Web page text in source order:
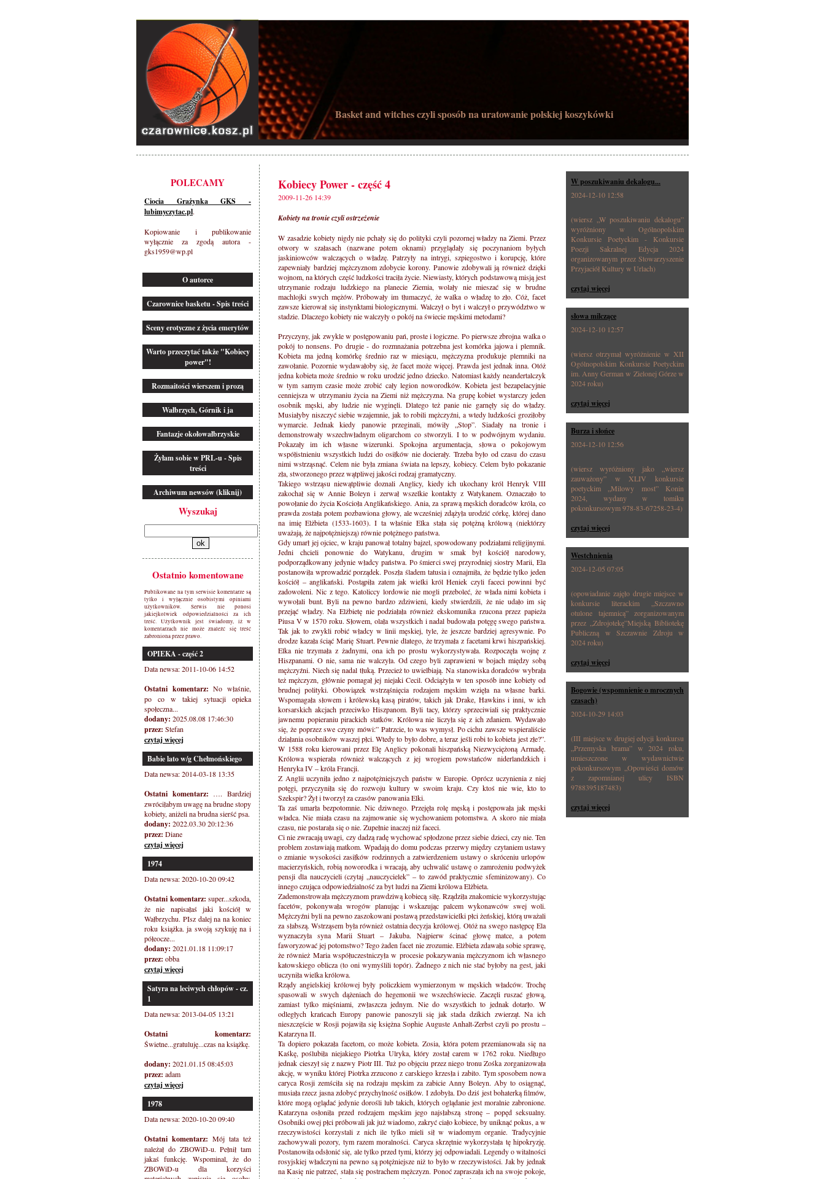
Basket and witches czyli sposób na uratowanie polskiej koszykówki
POLECAMY
Ciocia Grażynka GKS -
lubimyczytac.pl.
Kopiowanie i publikowanie
wyłącznie za zgodą autora -
gks1959@wp.pl
O autorce
Czarownice basketu - Spis treści
Sceny erotyczne z życia emerytów
Warto przeczytać także "Kobiecy
power"!
Rozmaitości wierszem i prozą
Wałbrzych, Górnik i ja
Fantazje okołowałbrzyskie
Żyłam sobie w PRL-u - Spis
treści
Archiwum newsów (kliknij)
Wyszukaj
Ostatnio komentowane
Publikowane na tym serwisie komentarze są
tylko i wyłącznie osobistymi opiniami
użytkowników. Serwis nie ponosi
jakiejkolwiek odpowiedzialności za ich
treść. Użytkownik jest świadomy, iż w
komentarzach nie może znaleźć się treść
zabroniona przez prawo.
OPIEKA - część 2
Data newsa: 2011-10-06 14:52
Ostatni komentarz: No właśnie,
po co w takiej sytuacji opieka
społeczna...
dodany: 2025.08.08 17:46:30
przez: Stefan
czytaj więcej
Babie lato w/g Chełmońskiego
Data newsa: 2014-03-18 13:35
Ostatni komentarz: …. Bardziej
zwróciłabym uwagę na brudne stopy
kobiety, aniżeli na brudna sierść psa.
dodany: 2022.03.30 20:12:36
przez: Diane
czytaj więcej
1974
Data newsa: 2020-10-20 09:42
Ostatni komentarz: super...szkoda,
że nie napisałaś jaki kościół w
Wałbrzychu. PIsz dalej na na koniec
roku książka. ja swoją szykuję na i
półeocze...
dodany: 2021.01.18 11:09:17
przez: obba
czytaj więcej
Satyra na leciwych chłopów - cz.
1
Data newsa: 2013-04-05 13:21
Ostatni komentarz:
Świetne...gratuluję...czas na książkę.
dodany: 2021.01.15 08:45:03
przez: adam
czytaj więcej
1978
Data newsa: 2020-10-20 09:40
Ostatni komentarz: Mój tata też
należał do ZBOWiD-u. Pełnił tam
jakaś funkcję. Wspominal, że do
ZBOWiD-u dla korzyści
Kobiecy Power - część 4
2009-11-26 14:39
Kobiety na tronie czyli ostrzeżenie
W zasadzie kobiety nigdy nie pchały się do polityki czyli pozornej władzy na Ziemi. Przez
otwory w szałasach (nazwane potem oknami) przyglądały się poczynaniom byłych
jaskiniowców walczących o władzę. Patrzyły na intrygi, szpiegostwo i korupcję, które
zapewniały bardziej mężczyznom zdobycie korony. Panowie zdobywali ją również dzięki
wojnom, na których część ludzkości traciła życie. Niewiasty, których podstawową misją jest
utrzymanie rodzaju ludzkiego na planecie Ziemia, wolały nie mieszać się w brudne
machlojki swych mężów. Próbowały im tłumaczyć, że walka o władzę to zło. Cóż, facet
zawsze kierował się instynktami biologicznymi. Walczył o byt i walczył o przywództwo w
stadzie. Dlaczego kobiety nie walczyły o pokój na świecie męskimi metodami?
Przyczyny, jak zwykle w postępowaniu pań, proste i logiczne. Po pierwsze zbrojna walka o
pokój to nonsens. Po drugie - do rozmnażania potrzebna jest komórka jajowa i plemnik.
Kobieta ma jedną komórkę średnio raz w miesiącu, mężczyzna produkuje plemniki na
zawołanie. Pozornie wydawałoby się, że facet może więcej. Prawda jest jednak inna. Otóż
jedna kobieta może średnio w roku urodzić jedno dziecko. Natomiast każdy neandertalczyk
w tym samym czasie może zrobić cały legion noworodków. Kobieta jest bezapelacyjnie
cenniejsza w utrzymaniu życia na Ziemi niż mężczyzna. Na grupę kobiet wystarczy jeden
osobnik męski, aby ludzie nie wyginęli. Dlatego też panie nie garnęły się do władzy.
Musiałyby niszczyć siebie wzajemnie, jak to robili mężczyźni, a wtedy ludzkości groziłoby
wymarcie. Jednak kiedy panowie przeginali, mówiły „Stop”. Siadały na tronie i
demonstrowały wszechwładnym oligarchom co stworzyli. I to w podwójnym wydaniu.
Pokazały im ich własne wizerunki. Spokojna argumentacja, słowa o pokojowym
współistnieniu wszystkich ludzi do osiłków nie docierały. Trzeba było od czasu do czasu
nimi wstrząsnąć. Celem nie była zmiana świata na lepszy, kobiecy. Celem było pokazanie
zła, stworzonego przez wątpliwej jakości rodzaj gramatyczny.
Takiego wstrząsu niewątpliwie doznali Anglicy, kiedy ich ukochany król Henryk VIII
zakochał się w Annie Boleyn i zerwał wszelkie kontakty z Watykanem. Oznaczało to
powołanie do życia Kościoła Anglikańskiego. Ania, za sprawą męskich doradców króla, co
prawda została potem pozbawiona głowy, ale wcześniej zdążyła urodzić córkę, której dano
na imię Elżbieta (1533-1603). I ta właśnie Elka stała się potężną królową (niektórzy
uważają, że najpotężniejszą) równie potężnego państwa.
Gdy umarł jej ojciec, w kraju panował totalny bajzel, spowodowany podziałami religijnymi.
Jedni chcieli ponownie do Watykanu, drugim w smak był kościół narodowy,
podporządkowany jedynie władcy państwa. Po śmierci swej przyrodniej siostry Marii, Ela
postanowiła wprowadzić porządek. Poszła śladem tatusia i oznajmiła, że będzie tylko jeden
kościół – anglikański. Postąpiła zatem jak wielki król Heniek czyli faceci powinni być
zadowoleni. Nic z tego. Katoliccy lordowie nie mogli przeboleć, że włada nimi kobieta i
wywołali bunt. Byli na pewno bardzo zdziwieni, kiedy stwierdzili, że nie udało im się
przejąć władzy. Na Elżbietę nie podziałała również ekskomunika rzucona przez papieża
Piusa V w 1570 roku. Słowem, olała wszystkich i nadal budowała potęgę swego państwa.
Tak jak to zwykli robić władcy w linii męskiej, tyle, że jeszcze bardziej agresywnie. Po
drodze kazała ściąć Marię Stuart. Pewnie dlatego, że trzymała z facetami krwi hiszpańskiej.
Elka nie trzymała z żadnymi, ona ich po prostu wykorzystywała. Rozpoczęła wojnę z
Hiszpanami. O nie, sama nie walczyła. Od czego byli zaprawieni w bojach między sobą
mężczyźni. Niech się nadal tłuką. Przecież to uwielbiają. Na stanowiska doradców wybrała
też mężczyzn, głównie pomagał jej niejaki Cecil. Odciążyła w ten sposób inne kobiety od
brudnej polityki. Obowiązek wstrząśnięcia rodzajem męskim wzięła na własne barki.
Wspomagała słowem i królewską kasą piratów, takich jak Drake, Hawkins i inni, w ich
korsarskich akcjach przeciwko Hiszpanom. Byli tacy, którzy sprzeciwiali się praktycznie
jawnemu popieraniu pirackich statków. Królowa nie liczyła się z ich zdaniem. Wydawało
się, że poprzez swe czyny mówi:” Patrzcie, to was wymysł. Po cichu zawsze wspieraliście
działania osobników waszej płci. Wtedy to było dobre, a teraz jeśli robi to kobieta jest złe?”.
W 1588 roku kierowani przez Elę Anglicy pokonali hiszpańską Niezwyciężoną Armadę.
Królowa wspierała również walczących z jej wrogiem powstańców niderlandzkich i
Henryka IV – króla Francji.
Z Anglii uczyniła jedno z najpotężniejszych państw w Europie. Oprócz uczynienia z niej
potęgi, przyczyniła się do rozwoju kultury w swoim kraju. Czy ktoś nie wie, kto to
Szekspir? Żył i tworzył za czasów panowania Elki.
Ta zaś umarła bezpotomnie. Nic dziwnego. Przejęła rolę męską i postępowała jak męski
władca. Nie miała czasu na zajmowanie się wychowaniem potomstwa. A skoro nie miała
czasu, nie postarała się o nie. Zupełnie inaczej niż faceci.
Ci nie zwracają uwagi, czy dadzą radę wychować spłodzone przez siebie dzieci, czy nie. Ten
problem zostawiają matkom. Wpadają do domu podczas przerwy między czytaniem ustawy
o zmianie wysokości zasiłków rodzinnych a zatwierdzeniem ustawy o skróceniu urlopów
macierzyńskich, robią noworodka i wracają, aby uchwalić ustawę o zamrożeniu podwyżek
pensji dla nauczycieli (czytaj „nauczycielek” – to zawód praktycznie sfeminizowany). Co
innego czująca odpowiedzialność za byt ludzi na Ziemi królowa Elżbieta.
Zademonstrowała mężczyznom prawdziwą kobiecą siłę. Rządziła znakomicie wykorzystując
facetów, pokonywała wrogów planując i wskazując palcem wykonawców swej woli.
Mężczyźni byli na pewno zaszokowani postawą przedstawicielki płci żeńskiej, którą uważali
za słabszą. Wstrząsem była również ostatnia decyzja królowej. Otóż na swego następcę Ela
wyznaczyła syna Marii Stuart – Jakuba. Najpierw ścinać głowę matce, a potem
faworyzować jej potomstwo? Tego żaden facet nie zrozumie. Elżbieta zdawała sobie sprawę,
że również Maria współuczestniczyła w procesie pokazywania mężczyznom ich własnego
katowskiego oblicza (to oni wymyślili topór). Żadnego z nich nie stać byłoby na gest, jaki
uczyniła wielka królowa.
Rządy angielskiej królowej były policzkiem wymierzonym w męskich władców. Trochę
spasowali w swych dążeniach do hegemonii we wszechświecie. Zaczęli ruszać głową,
zamiast tylko mięśniami, zwłaszcza jednym. Nie do wszystkich to jednak dotarło. W
odległych krańcach Europy panowie panoszyli się jak stada dzikich zwierząt. Na ich
nieszczęście w Rosji pojawiła się księżna Sophie Auguste Anhalt-Zerbst czyli po prostu –
Katarzyna II.
Ta dopiero pokazała facetom, co może kobieta. Zosia, która potem przemianowała się na
Kaśkę, poślubiła niejakiego Piotrka Ulryka, który został carem w 1762 roku. Niedługo
jednak cieszył się z nazwy Piotr III. Tuż po objęciu przez niego tronu Zośka zorganizowała
akcję, w wyniku której Piotrka zrzucono z carskiego krzesła i zabito. Tym sposobem nowa
caryca Rosji zemściła się na rodzaju męskim za zabicie Anny Boleyn. Aby to osiągnąć,
musiała rzecz jasna zdobyć przychylność osiłków. I zdobyła. Do dziś jest bohaterką filmów,
które mogą oglądać jedynie dorośli lub takich, których oglądanie jest moralnie zabronione.
Katarzyna osłoniła przed rodzajem męskim jego najsłabszą stronę – popęd seksualny.
Osobniki owej płci próbowali jak już wiadomo, zakryć ciało kobiece, by uniknąć pokus, a w
rzeczywistości korzystali z nich ile tylko mieli sił w wiadomym organie. Tradycyjnie
zachowywali pozory, tym razem moralności. Caryca skrzętnie wykorzystała tę hipokryzję.
Postanowiła odsłonić się, ale tylko przed tymi, którzy jej odpowiadali. Legendy o witalności
rosyjskiej władczyni na pewno są potężniejsze niż to było w rzeczywistości. Jak by jednak
na Kasię nie patrzeć, stała się postrachem mężczyzn. Ponoć zapraszała ich na swoje pokoje,
W poszukiwaniu dekalogu...
2024-12-10 12:58
(wiersz „W poszukiwaniu dekalogu”
wyróżniony w Ogólnopolskim
Konkursie Poetyckim - Konkursie
Poezji Sakralnej Edycja 2024
organizowanym przez Stowarzyszenie
Przyjaciół Kultury w Urlach)
czytaj więcej
słowa milczące
2024-12-10 12:57
(wiersz otrzymał wyróżnienie w XII
Ogólnopolskim Konkursie Poetyckim
im. Anny German w Zielonej Górze w
2024 roku)
czytaj więcej
Burza i słońce
2024-12-10 12:56
(wiersz wyróżniony jako „wiersz
zauważony” w XLIV konkursie
poetyckim „Milowy most” Konin
2024, wydany w tomiku
pokonkursowym 978-83-67258-23-4)
czytaj więcej
Westchnienia
2024-12-05 07:05
(opowiadanie zajęło drugie miejsce w
konkursie literackim „Szczawno
otulone tajemnicą” zorganizowanym
przez „Zdrojotekę”Miejską Bibliotekę
Publiczną w Szczawnie Zdroju w
2024 roku)
czytaj więcej
Bogowie (wspomnienie o mrocznych
czasach)
2024-10-29 14:03
(III miejsce w drugiej edycji konkursu
„Przemyska brama” w 2024 roku,
umieszczone w wydawnictwie
pokonkursowym „Opowieści domów
z zapomnianej ulicy ISBN
9788395187483)
czytaj więcej